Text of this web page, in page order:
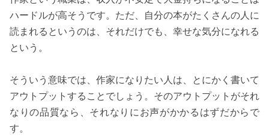
ハードルが高そうです。ただ、自分の本がたくさんの人に
読まれるというのは、それだけでも、幸せな気分になれる
という。
そういう意味では、作家になりたい人は、とにかく書いて
アウトプットすることでしょう。そのアウトプットがそれ
なりの品質なら、それなりにお声がかかるはずだからで
す。